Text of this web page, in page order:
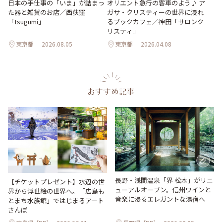
日本の手仕事の「いま」が詰まっ
た器と雑貨のお店／西荻窪
「tsugumi」
東京都 2026.08.05
オリエント急行の客車のよう♪ ア
ガサ・クリスティーの世界に浸れ
るブックカフェ／神田「サロンク
リスティ」
東京都 2026.04.08
おすすめ記事
【チケットプレゼント】水辺の世
界から浮世絵の世界へ。「広島も
とまち水族館」ではじまるアート
さんぽ
長野・浅間温泉「界 松本」がリニ
ューアルオープン。信州ワインと
音楽に浸るエレガントな湯宿へ